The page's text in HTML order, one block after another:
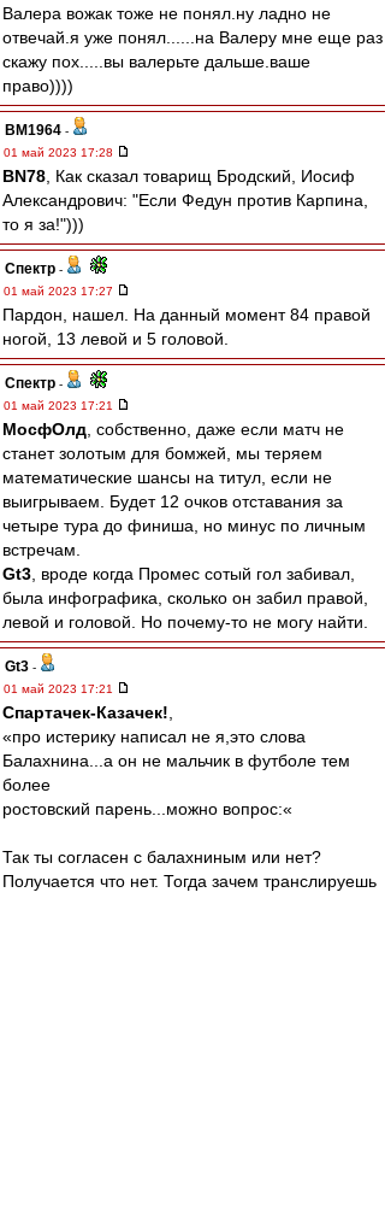
Валера вожак тоже не понял.ну ладно не
отвечай.я уже понял......на Валеру мне еще раз
скажу пох.....вы валерьте дальше.ваше
право))))
BM1964 -
01 май 2023 17:28
BN78 , Как сказал товарищ Бродский, Иосиф
Александрович: "Если Федун против Карпина,
то я за!")))
Спектр -
01 май 2023 17:27
Пардон, нашел. На данный момент 84 правой
ногой, 13 левой и 5 головой.
Спектр -
01 май 2023 17:21
МосфОлд , собственно, даже если матч не
станет золотым для бомжей, мы теряем
математические шансы на титул, если не
выигрываем. Будет 12 очков отставания за
четыре тура до финиша, но минус по личным
встречам.
Gt3 , вроде когда Промес сотый гол забивал,
была инфографика, сколько он забил правой,
левой и головой. Но почему-то не могу найти.
Gt3 -
01 май 2023 17:21
Спартачек-Казачек!
«про истерику написал не я,это слова
Балахнина...а он не мальчик в футболе тем
более
ростовский парень...можно вопрос:«
Так ты согласен с балахниным или нет?
Получается что нет. Тогда зачем транслируешь